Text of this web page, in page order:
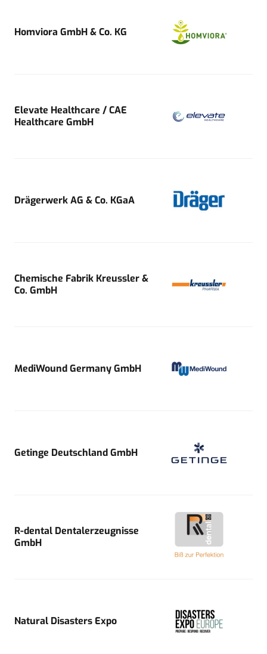
Homviora GmbH & Co. KG
Elevate Healthcare / CAE
Healthcare GmbH
Drägerwerk AG & Co. KGaA
Chemische Fabrik Kreussler &
Co. GmbH
MediWound Germany GmbH
Getinge Deutschland GmbH
R-dental Dentalerzeugnisse
GmbH
Natural Disasters Expo